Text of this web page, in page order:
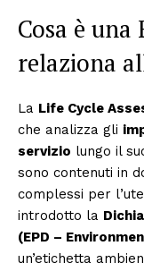
Cosa è una
relaziona
La Life Cycle
che analizza gli
servizio lungo il
sono contenuti in
complessi per
introdotto la
(EPD –
un’etichetta